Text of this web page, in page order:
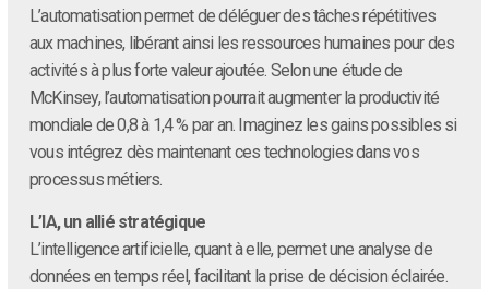
L’automatisation permet de déléguer des tâches répétitives
aux machines, libérant ainsi les ressources humaines pour des
activités à plus forte valeur ajoutée. Selon une étude de
McKinsey, l’automatisation pourrait augmenter la productivité
mondiale de 0,8 à 1,4 % par an. Imaginez les gains possibles si
vous intégrez dès maintenant ces technologies dans vos
processus métiers.
L’IA, un allié stratégique
L’intelligence artificielle, quant à elle, permet une analyse de
données en temps réel, facilitant la prise de décision éclairée.